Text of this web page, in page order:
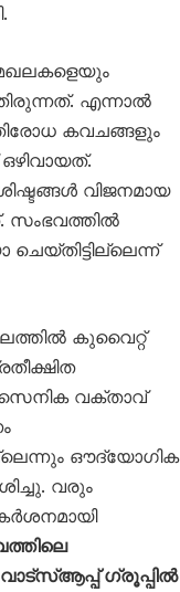
എന്നാൽ
കവചങ്ങളും
വിജനമായ
സംഭവത്തിൽ
കുവൈറ്റ്
വക്താവ്
ഔദ്യോഗിക
വരും
ഗ്രൂപ്പിൽ